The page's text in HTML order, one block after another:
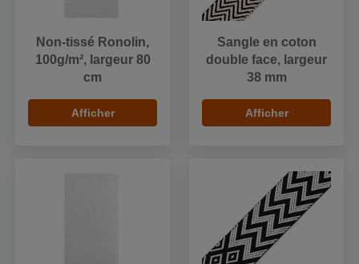
Non-tissé Ronolin,
100g/m², largeur 80
cm
Afficher
Sangle en coton
double face, largeur
38 mm
Afficher